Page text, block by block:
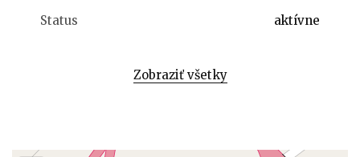
Status aktívne
Zobraziť všetky